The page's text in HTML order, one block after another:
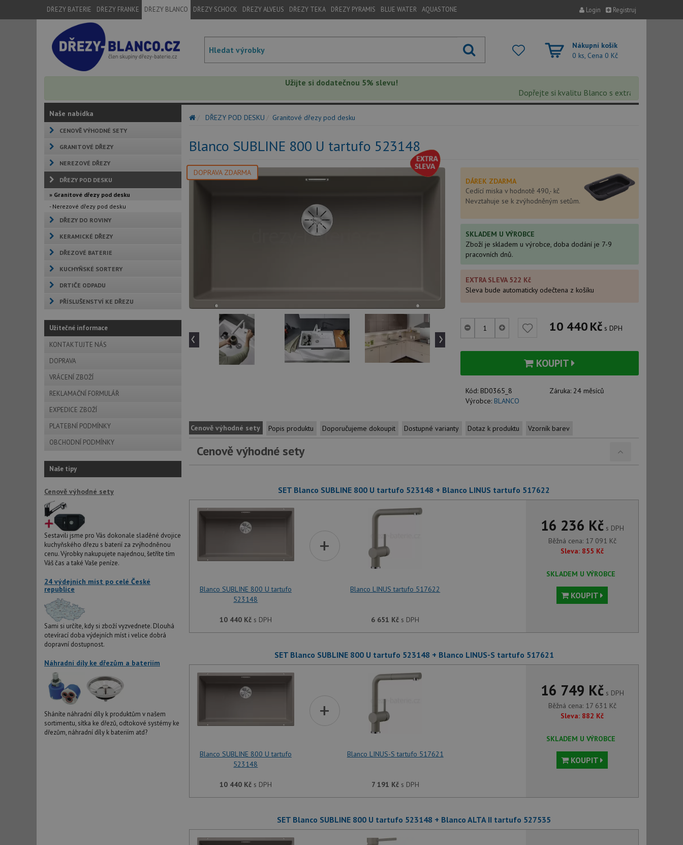
DŘEZY BATERIE DŘEZY FRANKE DŘEZY BLANCO DŘEZY SCHOCK DŘEZY ALVEUS DŘEZY TEKA DŘEZY PYRAMIS BLUE WATER AQUASTONE Login Registruj
Nákupní košík
0 ks, Cena 0 Kč
Užijte si dodatečnou 5% slevu!
Dopřejte si kvalitu Blanco s extra 5% slevou –
Naše nabídka
CENOVĚ VÝHODNÉ SETY
GRANITOVÉ DŘEZY
NEREZOVÉ DŘEZY
DŘEZY POD DESKU
» Granitové dřezy pod desku
- Nerezové dřezy pod desku
DŘEZY DO ROVINY
KERAMICKÉ DŘEZY
DŘEZOVÉ BATERIE
KUCHYŇSKÉ SORTERY
DRTIČE ODPADU
PŘÍSLUŠENSTVÍ KE DŘEZU
Užitečné informace
KONTAKTUJTE NÁS
DOPRAVA
VRÁCENÍ ZBOŽÍ
REKLAMAČNÍ FORMULÁŘ
EXPEDICE ZBOŽÍ
PLATEBNÍ PODMÍNKY
OBCHODNÍ PODMÍNKY
Naše tipy
Cenově výhodné sety
Sestavili jsme pro Vás dokonale sladěné dvojice
kuchyňského dřezu s baterií za zvýhodněnou
cenu. Výrobky nakupujete najednou, šetříte tím
Váš čas a také Vaše peníze.
24 výdejních míst po celé České
republice
Sami si určíte, kdy si zboží vyzvednete. Dlouhá
otevírací doba výdejních míst i velice dobrá
dopravní dostupnost.
Náhradní díly ke dřezům a bateriím
Sháníte náhradní díly k produktům v našem
sortimentu, sítka ke dřezů, odtokové systémy ke
dřezům, náhradní díly k bateriím atd?
DŘEZY POD DESKU Granitové dřezy pod desku
Blanco SUBLINE 800 U tartufo 523148
DOPRAVA ZDARMA
‹ ›
DÁREK ZDARMA
Cedící miska v hodnotě 490,- kč
Nevztahuje se k zvýhodněným setům.
SKLADEM U VÝROBCE
Zboží je skladem u výrobce, doba dodání je 7-9
pracovních dnů.
EXTRA SLEVA 522 Kč
Sleva bude automaticky odečtena z košíku
10 440Kč s DPH
KOUPIT
Kód: BD0365_8 Záruka:24 měsíců
Výrobce: BLANCO
Cenově výhodné sety Popis produktu Doporučujeme dokoupit Dostupné varianty Dotaz k produktu Vzorník barev
Cenově výhodné sety
SET Blanco SUBLINE 800 U tartufo 523148 + Blanco LINUS tartufo 517622
Blanco SUBLINE 800 U tartufo
523148
10 440 Kčs DPH
+
Blanco LINUS tartufo 517622
6 651 Kč s DPH
16 236 Kčs DPH
Běžná cena: 17 091 Kč
Sleva: 855 Kč
SKLADEM U VÝROBCE
KOUPIT
SET Blanco SUBLINE 800 U tartufo 523148 + Blanco LINUS-S tartufo 517621
Blanco SUBLINE 800 U tartufo
523148
10 440 Kčs DPH
+
Blanco LINUS-S tartufo 517621
7 191 Kčs DPH
16 749 Kčs DPH
Běžná cena: 17 631 Kč
Sleva: 882 Kč
SKLADEM U VÝROBCE
KOUPIT
SET Blanco SUBLINE 800 U tartufo 523148 + Blanco ALTA II tartufo 527535